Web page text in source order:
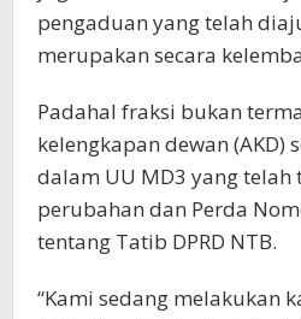
pengaduan yang telah
merupakan secara
Padahal fraksi bukan
kelengkapan dewan
dalam UU MD3 yang
perubahan dan Perda
tentang Tatib DPRD NTB.
“Kami sedang melakukan